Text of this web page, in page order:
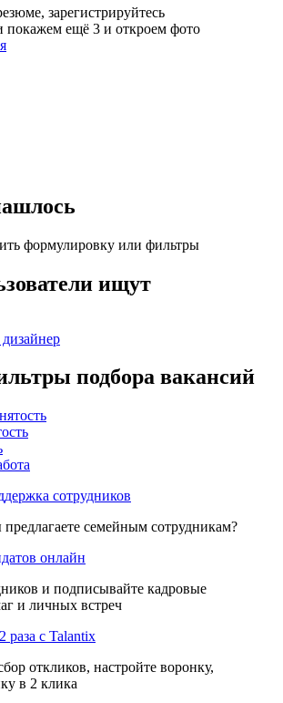
зарегистрируйтесь
покажем ещё 3 и откроем фото
формулировку или фильтры
ищут
подбора вакансий
сотрудников
семейным сотрудникам?
онлайн
и подписывайте кадровые
и личных встреч
раза с Talantix
откликов, настройте воронку,
в 2 клика